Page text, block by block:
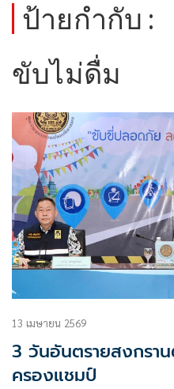
ป้ายกำกับ :
ขับไม่ดื่ม
13 เมษายน 2569
3 วันอันตรายสงกรา
ครองแชมป์